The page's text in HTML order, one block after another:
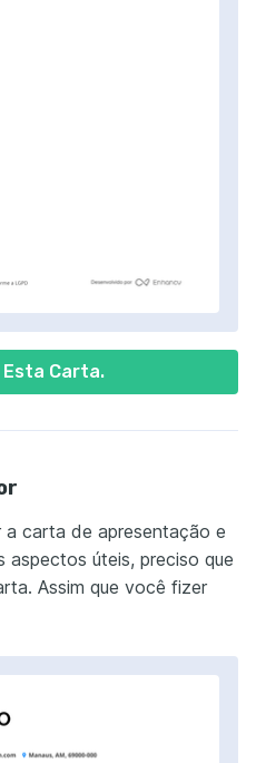
Esta Carta.
a carta de apresentação e
úteis, preciso que
Assim que você fizer